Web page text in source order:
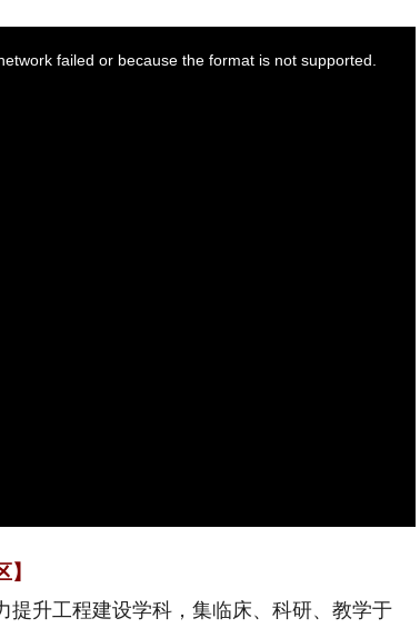
failed or because the format is not supported.
升工程建设学科，集临床、科研、教学于